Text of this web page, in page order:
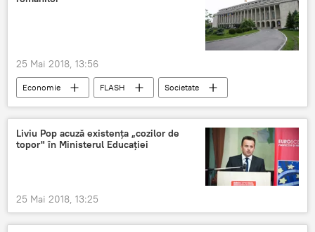
25 Mai 2018, 13:56
Economie FLASH
Societate
PSD Romania
Liviu Pop acuză existenţa „cozilor de
topor" în Ministerul Educaţiei
25 Mai 2018, 13:25